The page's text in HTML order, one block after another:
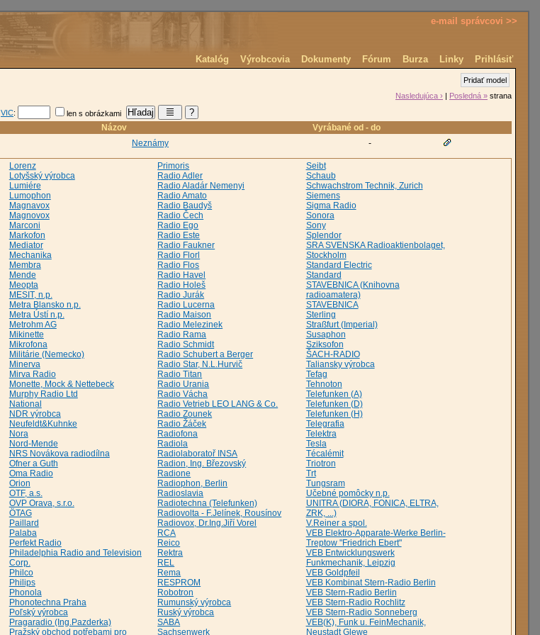
e-mail správcovi >>
Katalóg Výrobcovia Dokumenty Fórum Burza Linky
Prihlásiť
Pridať model
Nasledujúca › | Posledná » strana
VIC: len s obrázkami
Názov
Vyrábané od - do
Neznámy -
Lorenz
Lotyšský výrobca
Lumiére
Lumophon
Magnavox
Magnovox
Marconi
Markofon
Mediator
Mechanika
Membra
Mende
Meopta
MESIT, n.p.
Metra Blansko n.p.
Metra Ústí n.p.
Metrohm AG
Mikinette
Mikrofona
Militárie (Nemecko)
Minerva
Mirva Radio
Monette, Mock & Nettebeck
Murphy Radio Ltd
National
NDR výrobca
Neufeldt&Kuhnke
Nora
Nord-Mende
NRS Novákova radiodílna
Ofner a Guth
Oma Radio
Orion
OTF, a.s.
OVP Orava, s.r.o.
ÖTAG
Paillard
Palaba
Perfekt Radio
Philadelphia Radio and Television
Corp.
Philco
Philips
Phonola
Phonotechna Praha
Poľský výrobca
Pragaradio (Ing.Pazderka)
Pražský obchod potřebami pro
Primoris
Radio Adler
Radio Aladár Nemenyi
Radio Amato
Radio Baudyš
Radio Čech
Radio Ego
Radio Este
Radio Faukner
Radio Florl
Radio Flos
Radio Havel
Radio Holeš
Radio Jurák
Radio Lucerna
Radio Maison
Radio Melezinek
Radio Rama
Radio Schmidt
Radio Schubert a Berger
Radio Star, N.L.Hurvič
Radio Titan
Radio Urania
Radio Vácha
Radio Vetrieb LEO LANG & Co.
Radio Zounek
Radio Žáček
Radiofona
Radiola
Radiolaboratoř INSA
Radion, Ing. Březovský
Radione
Radiophon, Berlin
Radioslavia
Radiotechna (Telefunken)
Radiovolta - F.Jelínek, Rousínov
Radiovox, Dr.Ing.Jiří Vorel
RCA
Reico
Rektra
REL
Rema
RESPROM
Robotron
Rumunský výrobca
Ruský výrobca
SABA
Sachsenwerk
Seibt
Schaub
Schwachstrom Technik, Zurich
Siemens
Sigma Radio
Sonora
Sony
Splendor
SRA SVENSKA Radioaktienbolaget,
Stockholm
Standard Electric
Standard
STAVEBNICA (Knihovna
radioamatera)
STAVEBNICA
Sterling
Straßfurt (Imperial)
Susaphon
Sziksofon
ŠACH-RADIO
Taliansky výrobca
Tefag
Tehnoton
Telefunken (A)
Telefunken (D)
Telefunken (H)
Telegrafia
Telektra
Tesla
Técalémit
Triotron
Trt
Tungsram
Učebné pomôcky n.p.
UNITRA (DIORA, FONICA, ELTRA,
ZRK, ...)
V.Reiner a spol.
VEB Elektro-Apparate-Werke Berlin-
Treptow "Friedrich Ebert"
VEB Entwicklungswerk
Funkmechanik, Leipzig
VEB Goldpfeil
VEB Kombinat Stern-Radio Berlin
VEB Stern-Radio Berlin
VEB Stern-Radio Rochlitz
VEB Stern-Radio Sonneberg
VEB(K), Funk u. FeinMechanik,
Neustadt Glewe